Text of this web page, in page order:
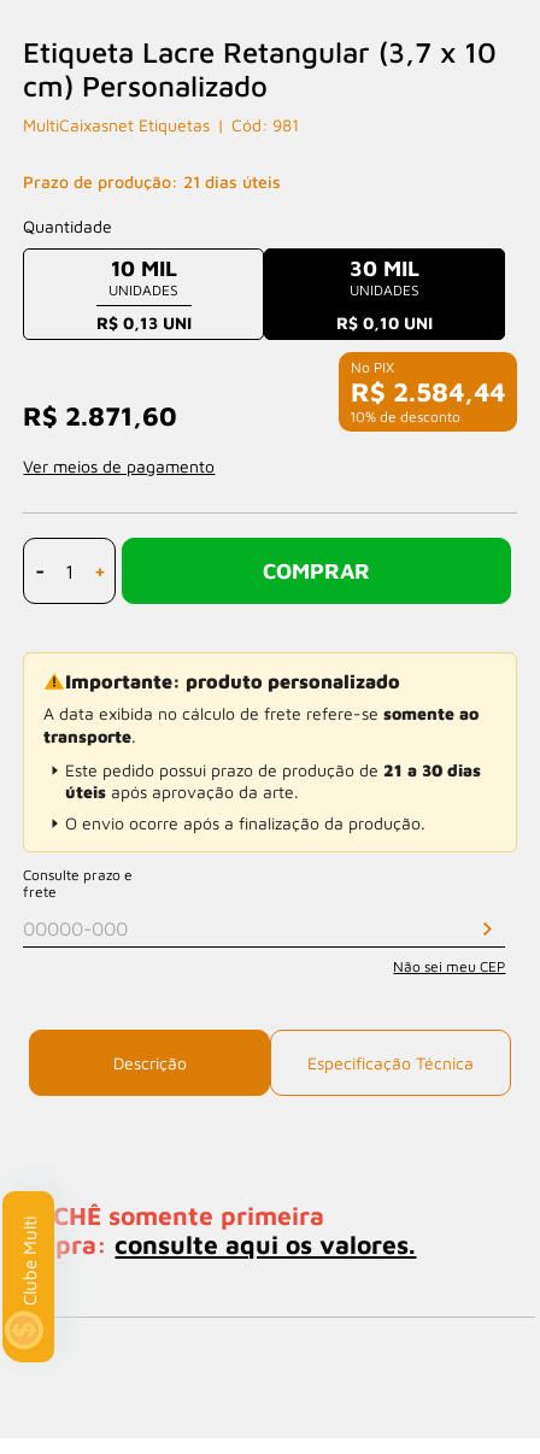
Etiqueta Lacre Retangular (3,7 x 10
cm) Personalizado
MultiCaixasnet Etiquetas 981
Prazo de produção: 21 dias úteis
Quantidade
10 MIL
UNIDADES
R$ 0,13 UNI
30 MIL
UNIDADES
R$ 0,10 UNI
R$ 2.584,44
com 10% de desconto
R$ 2.871,60
Ver meios de pagamento
- + COMPRAR
Importante: produto personalizado
A data exibida no cálculo de frete refere-sesomente ao
transporte.
Este pedido possui prazo de produção de 21 a 30 dias
úteis após aprovação da arte.
O envio ocorre após a finalização da produção.
Consulte prazo e
frete
Não sei meu CEP
Descrição Especificação Técnica
*CLICHÊ somente primeira
compra: consulte aqui os valores.